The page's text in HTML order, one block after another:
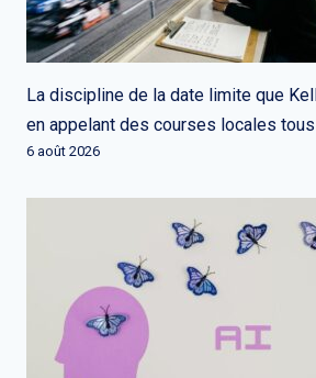
La discipline de la date limite que
en appelant des courses locales
6 août 2026